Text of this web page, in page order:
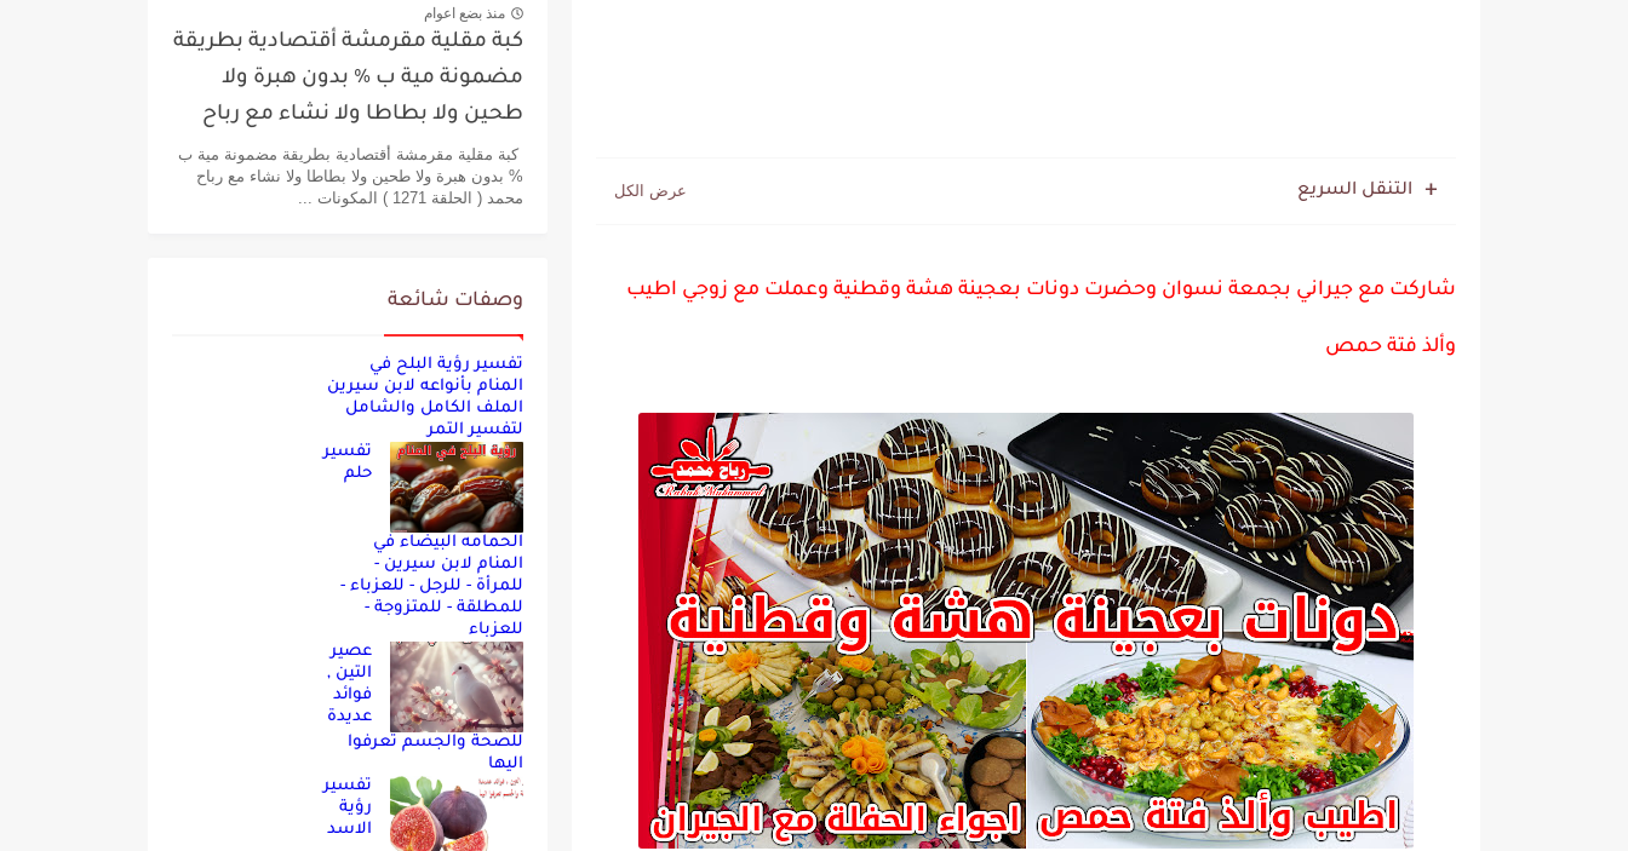
التنقل السريع
شاركت مع جيراني بجمعة نسوان وحضرت دونات بعجينة هشة وقطنية وعملت مع زوجي اطيب
وألذ فتة حمص
منذ بضع اعوام
كبة مقلية مقرمشة أقتصادية بطريقة
مضمونة مية ب % بدون هبرة ولا
طحين ولا بطاطا ولا نشاء مع رباح
محمد
كبة مقلية مقرمشة أقتصادية بطريقة مضمونة مية ب
% بدون هبرة ولا طحين ولا بطاطا ولا نشاء مع رباح
محمد ( الحلقة 1271 ) المكونات ...
وصفات شائعة
تفسير رؤية البلح في
المنام بأنواعه لابن سيرين
الملف الكامل والشامل
لتفسير التمر
تفسير
حلم
الحمامه البيضاء في
المنام لابن سيرين -
للمرأة - للرجل - للعزباء -
للمطلقة - للمتزوجة -
للعزباء
عصير
التين ,
فوائد
عديدة
للصحة والجسم تعرفوا
اليها
تفسير
رؤية
الاسد